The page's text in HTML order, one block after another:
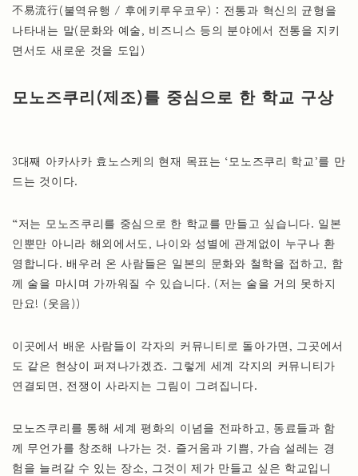
不易流行(불역유행 / 후에키루우코우)：전통과 혁신의 균형을
나타내는 말(문화와 예술, 비즈니스 등의 분야에서 전통을 지키
면서도 새로운 것을 도입)
모노즈쿠리(제조)를 중심으로 한 학교 구상
3대째 아카사카 효노스케의 현재 목표는 ‘모노즈쿠리 학교’를 만
드는 것이다.
“저는 모노즈쿠리를 중심으로 한 학교를 만들고 싶습니다. 일본
인뿐만 아니라 해외에서도, 나이와 성별에 관계없이 누구나 환
영합니다. 배우러 온 사람들은 일본의 문화와 철학을 접하고, 함
께 술을 마시며 가까워질 수 있습니다. (저는 술을 거의 못하지
만요! (웃음))
이곳에서 배운 사람들이 각자의 커뮤니티로 돌아가면, 그곳에서
도 같은 현상이 퍼져나가겠죠. 그렇게 세계 각지의 커뮤니티가
연결되면, 전쟁이 사라지는 그림이 그려집니다.
모노즈쿠리를 통해 세계 평화의 이념을 전파하고, 동료들과 함
께 무언가를 창조해 나가는 것. 즐거움과 기쁨, 가슴 설레는 경
험을 늘려갈 수 있는 장소, 그것이 제가 만들고 싶은 학교입니